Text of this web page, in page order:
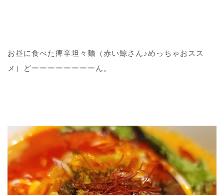
お昼に食べた痺辛坦々麺（赤い鯨さん♪めっちゃおスス
メ）どーーーーーーーーん。